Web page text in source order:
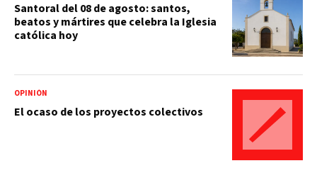
Santoral del 08 de agosto: santos,
beatos y mártires que celebra la Iglesia
católica hoy
OPINIÓN
El ocaso de los proyectos colectivos